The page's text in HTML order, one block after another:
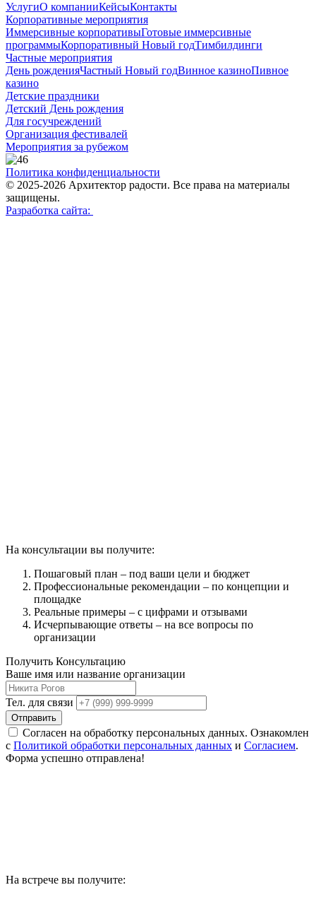
УслугиО компанииКейсыКонтакты
Корпоративные мероприятия
Иммерсивные корпоративыГотовые иммерсивные
программыКорпоративный Новый годТимбилдинги
Частные мероприятия
День рожденияЧастный Новый годВинное казиноПивное
казино
Детские праздники
Детский День рождения
Для госучреждений
Организация фестивалей
Мероприятия за рубежом
Политика конфиденциальности
© 2025-2026 Архитектор радости. Все права на материалы
защищены.
Разработка сайта:
На консультации вы получите:
Пошаговый план – под ваши цели и бюджет
Профессиональные рекомендации – по концепции и
площадке
Реальные примеры – с цифрами и отзывами
Исчерпывающие ответы – на все вопросы по
организации
Получить Консультацию
Ваше имя или название организации
Тел. для связи
Отправить
Согласен на обработку персональных данных. Ознакомлен
с Политикой обработки персональных данных и Согласием.
Форма успешно отправлена!
На встрече вы получите: